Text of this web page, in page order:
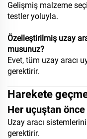
Gelişmiş malzeme
testler yoluyla.
Özelleştirilmiş uzay
musunuz?
Evet, tüm uzay aracı
gerektirir.
Harekete
Her uçuştan
Uzay aracı
gerektirir.